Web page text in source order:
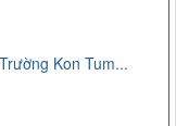
Kon Tum...